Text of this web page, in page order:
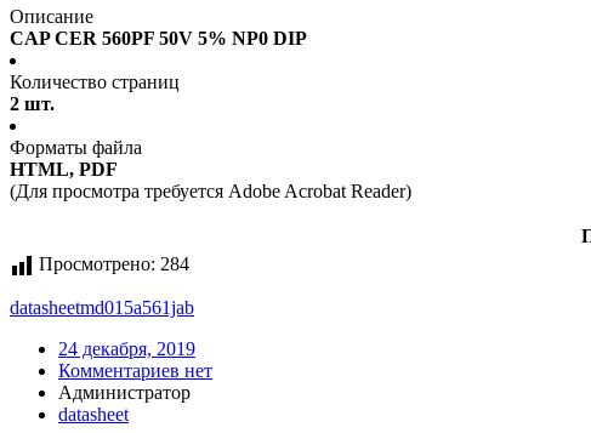
Описание
CAP CER 560PF 50V 5% NP0 DIP
Количество страниц
2 шт.
Форматы файла
HTML, PDF
(Для просмотра требуется Adobe Acrobat Reader)
Просмотрено: 284
datasheetmd015a561jab
24 декабря, 2019
Комментариев нет
Администратор
datasheet